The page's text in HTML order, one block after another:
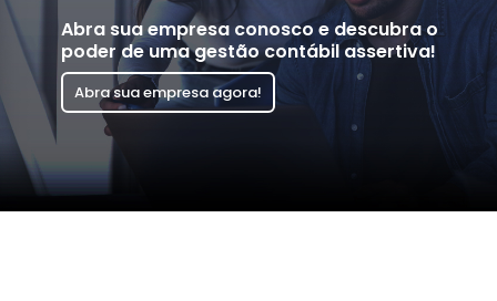
Abra sua empresa conosco e descubra o
poder de uma gestão contábil assertiva!
Abra sua empresa agora!